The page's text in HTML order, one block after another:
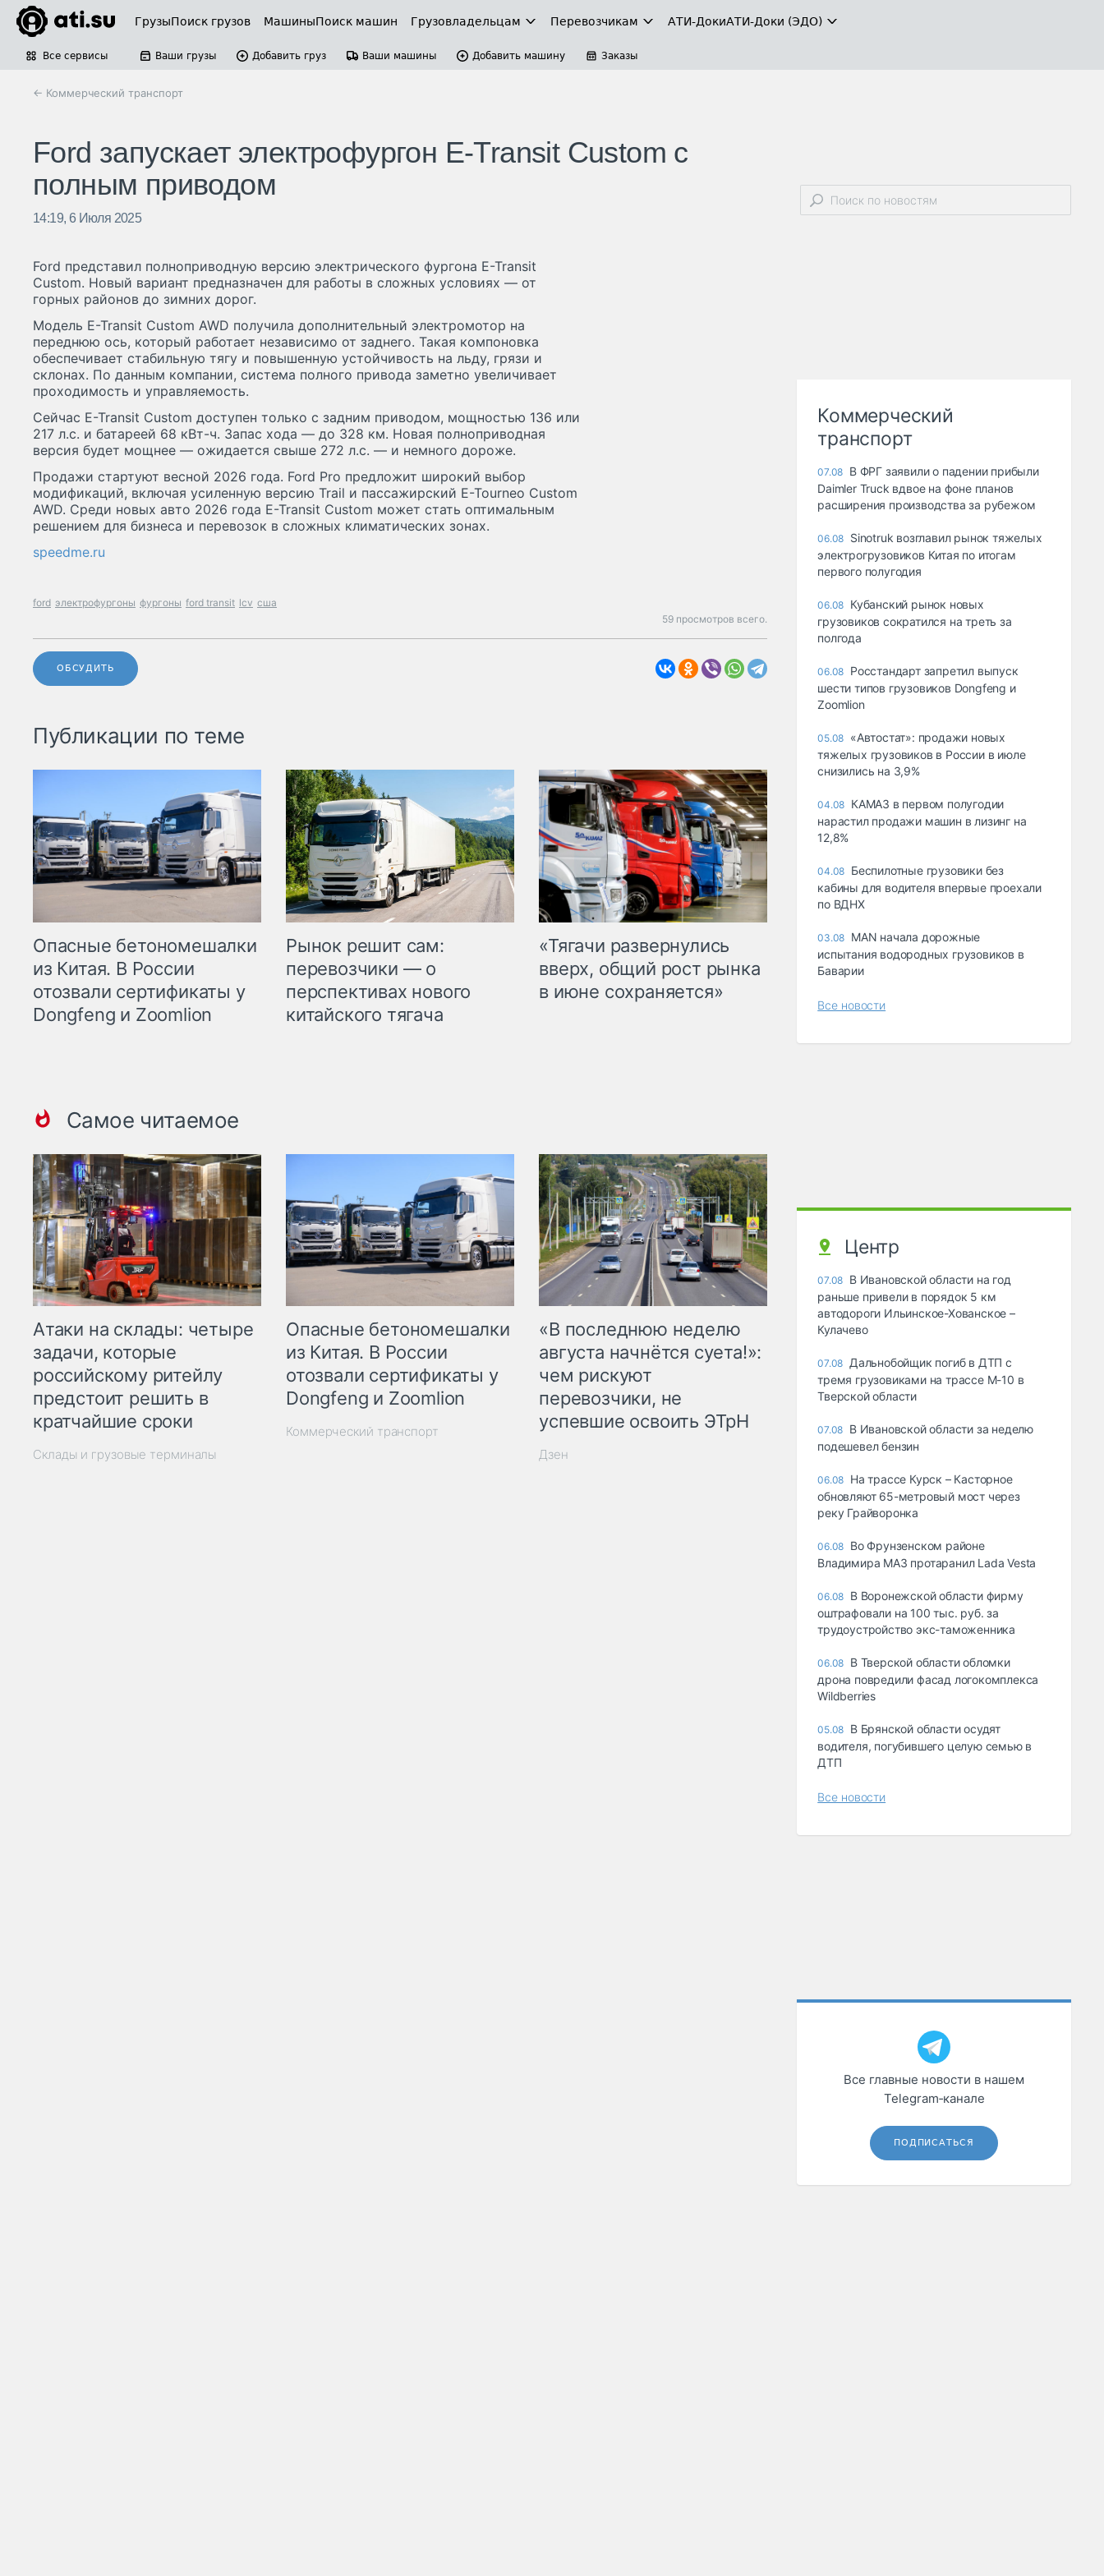
ГрузыПоиск грузов МашиныПоиск машин Грузовладельцам Перевозчикам АТИ-ДокиАТИ-Доки (ЭДО)
Все сервисы Ваши грузы Добавить груз Ваши машины Добавить машину Заказы
← Коммерческий транспорт
Ford запускает электрофургон E-Transit Custom с
полным приводом
14:19, 6 Июля 2025
Ford представил полноприводную версию электрического фургона E-Transit
Custom. Новый вариант предназначен для работы в сложных условиях — от
горных районов до зимних дорог.
Модель E-Transit Custom AWD получила дополнительный электромотор на
переднюю ось, который работает независимо от заднего. Такая компоновка
обеспечивает стабильную тягу и повышенную устойчивость на льду, грязи и
склонах. По данным компании, система полного привода заметно увеличивает
проходимость и управляемость.
Сейчас E-Transit Custom доступен только с задним приводом, мощностью 136 или
217 л.с. и батареей 68 кВт-ч. Запас хода — до 328 км. Новая полноприводная
версия будет мощнее — ожидается свыше 272 л.с. — и немного дороже.
Продажи стартуют весной 2026 года. Ford Pro предложит широкий выбор
модификаций, включая усиленную версию Trail и пассажирский E-Tourneo Custom
AWD. Среди новых авто 2026 года E-Transit Custom может стать оптимальным
решением для бизнеса и перевозок в сложных климатических зонах.
speedme.ru
ford электрофургоны фургоны ford transit lcv сша
59 просмотров всего.
ОБСУДИТЬ
Публикации по теме
Опасные бетономешалки
из Китая. В России
отозвали сертификаты у
Dongfeng и Zoomlion
Рынок решит сам:
перевозчики — о
перспективах нового
китайского тягача
«Тягачи развернулись
вверх, общий рост рынка
в июне сохраняется»
Самое читаемое
Атаки на склады: четыре
задачи, которые
российскому ритейлу
предстоит решить в
кратчайшие сроки
Склады и грузовые терминалы
Опасные бетономешалки
из Китая. В России
отозвали сертификаты у
Dongfeng и Zoomlion
Коммерческий транспорт
«В последнюю неделю
августа начнётся суета!»:
чем рискуют
перевозчики, не
успевшие освоить ЭТрН
Дзен
Коммерческий
транспорт
07.08 В ФРГ заявили о падении прибыли
Daimler Truck вдвое на фоне планов
расширения производства за рубежом
06.08 Sinotruk возглавил рынок тяжелых
электрогрузовиков Китая по итогам
первого полугодия
06.08 Кубанский рынок новых
грузовиков сократился на треть за
полгода
06.08 Росстандарт запретил выпуск
шести типов грузовиков Dongfeng и
Zoomlion
05.08 «Автостат»: продажи новых
тяжелых грузовиков в России в июле
снизились на 3,9%
04.08 КАМАЗ в первом полугодии
нарастил продажи машин в лизинг на
12,8%
04.08 Беспилотные грузовики без
кабины для водителя впервые проехали
по ВДНХ
03.08 MAN начала дорожные
испытания водородных грузовиков в
Баварии
Все новости
Центр
07.08 В Ивановской области на год
раньше привели в порядок 5 км
автодороги Ильинское-Хованское –
Кулачево
07.08 Дальнобойщик погиб в ДТП с
тремя грузовиками на трассе М-10 в
Тверской области
07.08 В Ивановской области за неделю
подешевел бензин
06.08 На трассе Курск – Касторное
обновляют 65-метровый мост через
реку Грайворонка
06.08 Во Фрунзенском районе
Владимира МАЗ протаранил Lada Vesta
06.08 В Воронежской области фирму
оштрафовали на 100 тыс. руб. за
трудоустройство экс-таможенника
06.08 В Тверской области обломки
дрона повредили фасад логокомплекса
Wildberries
05.08 В Брянской области осудят
водителя, погубившего целую семью в
ДТП
Все новости
Все главные новости в нашем
Telegram‑канале
ПОДПИСАТЬСЯ